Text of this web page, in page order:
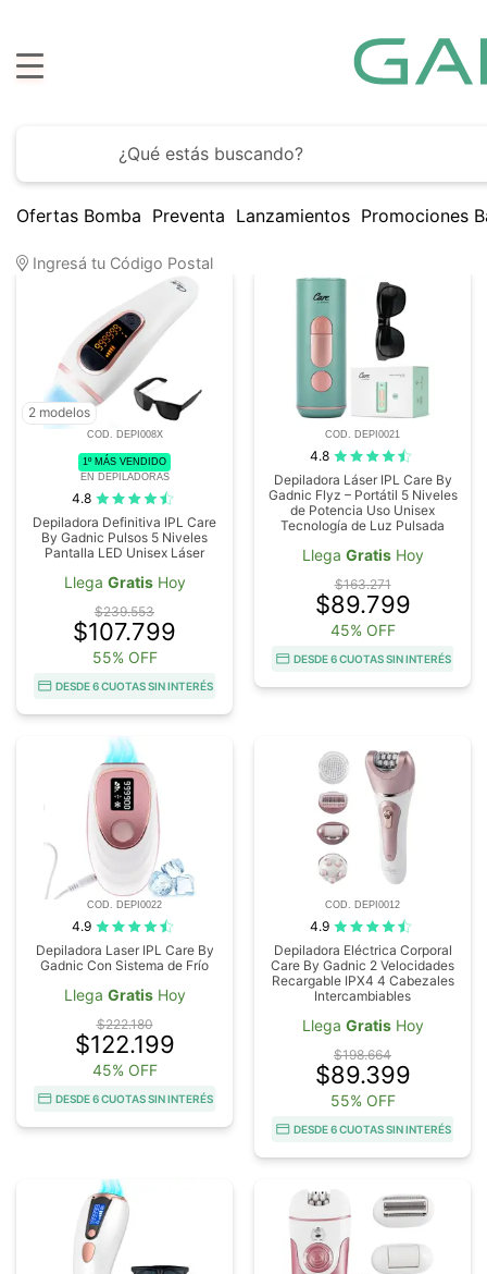
Ofertas Bomba Preventa Lanzamientos Promociones
Ingresá tu Código Postal
13
2 modelos
COD. DEPI008X
1º MÁS VENDIDO
EN DEPILADORAS
4.8
Depiladora Definitiva IPL Care
By Gadnic Pulsos 5 Niveles
Pantalla LED Unisex Láser
Llega GratisHoy
$239.553
$107.799
55% OFF
DESDE 6 CUOTAS SIN INTERÉS
COD. DEPI0021
4.8
Depiladora Láser IPL Care By
Gadnic Flyz – Portátil 5 Niveles
de Potencia Uso Unisex
Tecnología de Luz Pulsada
Llega GratisHoy
$163.271
$89.799
45% OFF
DESDE 6 CUOTAS SIN INTERÉS
COD. DEPI0022
4.9
Depiladora Laser IPL Care By
Gadnic Con Sistema de Frío
Llega GratisHoy
$222.180
$122.199
45% OFF
DESDE 6 CUOTAS SIN INTERÉS
COD. DEPI0012
4.9
Depiladora Eléctrica Corporal
Care By Gadnic 2 Velocidades
Recargable IPX4 4 Cabezales
Intercambiables
Llega GratisHoy
$198.664
$89.399
55% OFF
DESDE 6 CUOTAS SIN INTERÉS